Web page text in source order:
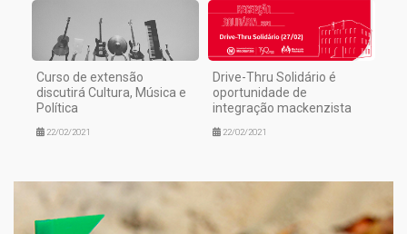
Curso de extensão
discutirá Cultura, Música e
Política
22/02/2021
Drive-Thru Solidário é
oportunidade de
integração mackenzista
22/02/2021